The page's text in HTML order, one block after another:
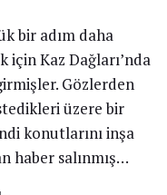
bir adım daha
Kaz Dağları’nda
Gözlerden
üzere bir
konutlarını inşa
haber salınmış…